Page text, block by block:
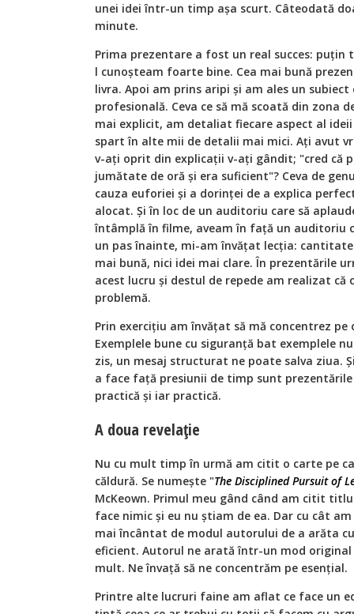
unei idei într-un timp așa scurt. Câteodată
minute.
Prima prezentare a fost un real succes: puțin
l cunoșteam foarte bine. Cea mai bună
livra. Apoi am prins aripi și am ales un
profesională. Ceva ce să mă scoată din zona
mai explicit, am detaliat fiecare aspect al
spart în alte mii de detalii mai mici. Ați avut
v-ați oprit din explicații v-ați gândit; "cred că
jumătate de oră și era suficient"? Ceva de
cauza euforiei și a dorinței de a explica
alocat. Și în loc de un auditoriu care să
întâmplă în filme, aveam în față un auditoriu
un pas înainte, mi-am învățat lecția:
mai bună, nici idei mai clare. În prezentările
acest lucru și destul de repede am realizat că
problemă.
Prin exercițiu am învățat să mă concentrez
Exemplele bune cu siguranță bat exemplele
zis, un mesaj structurat ne poate salva ziua.
a face față presiunii de timp sunt
practică și iar practică.
A doua revelație
Nu cu mult timp în urmă am citit o carte pe
căldură. Se numește "The Disciplined Pursuit of
McKeown. Primul meu gând când am citit
face nimic și eu nu știam de ea. Dar cu cât
mai încântat de modul autorului de a arăta
eficient. Autorul ne arată într-un mod
mult. Ne învață să ne concentrăm pe esențial.
Printre alte lucruri faine am aflat ce face un